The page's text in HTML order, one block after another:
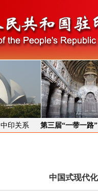
中印关系 第三届“一带一路
中国式现代